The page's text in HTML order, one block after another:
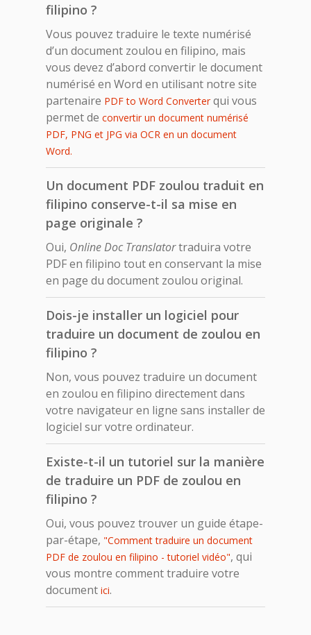
filipino ?
Vous pouvez traduire le texte numérisé
d’un document zoulou en filipino, mais
vous devez d’abord convertir le document
numérisé en Word en utilisant notre site
partenaire PDF to Word Converterqui vous
permet de convertir un document numérisé
PDF, PNG et JPG via OCR en un document
Word.
Un document PDF zoulou traduit en
filipino conserve-t-il sa mise en
page originale ?
Oui, Online Doc Translatortraduira votre
PDF en filipino tout en conservant la mise
en page du document zoulou original.
Dois-je installer un logiciel pour
traduire un document de zoulou en
filipino ?
Non, vous pouvez traduire un document
en zoulou en filipino directement dans
votre navigateur en ligne sans installer de
logiciel sur votre ordinateur.
Existe-t-il un tutoriel sur la manière
de traduire un PDF de zoulou en
filipino ?
Oui, vous pouvez trouver un guide étape-
par-étape, "Comment traduire un document
PDF de zoulou en filipino - tutoriel vidéo", qui
vous montre comment traduire votre
document ici.